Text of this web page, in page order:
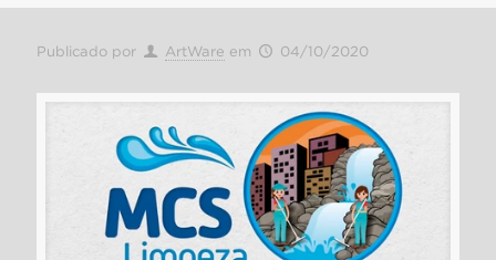
Publicado por ArtWare em 04/10/2020